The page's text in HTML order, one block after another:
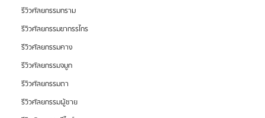
รีวิวศัลยกรรมกราม
รีวิวศัลยกรรมขากรรไกร
รีวิวศัลยกรรมคาง
รีวิวศัลยกรรมจมูก
รีวิวศัลยกรรมตา
รีวิวศัลยกรรมผู้ชาย